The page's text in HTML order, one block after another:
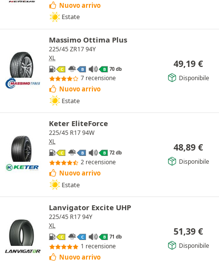
Nuovo arrivo
Estate
Massimo Ottima Plus
225/45 ZR17 94Y
XL
C B B 70 db
7 recensione
Nuovo arrivo
Estate
49,19 €
Disponibile
Keter EliteForce
225/45 R17 94W
XL
C B B 72 db
2 recensione
Nuovo arrivo
Estate
48,89 €
Disponibile
Lanvigator Excite UHP
225/45 R17 94Y
XL
C C B 71 db
1 recensione
Nuovo arrivo
51,39 €
Disponibile